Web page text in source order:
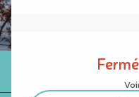
Ouverture et coordonnées